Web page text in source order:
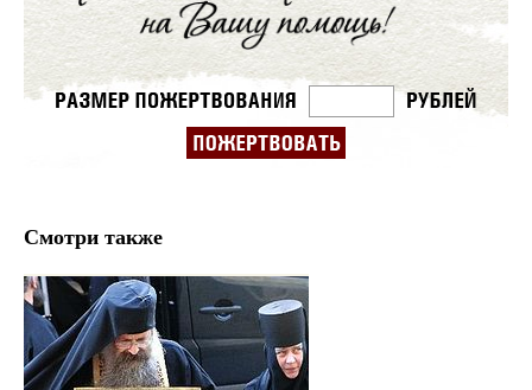
Смотри также